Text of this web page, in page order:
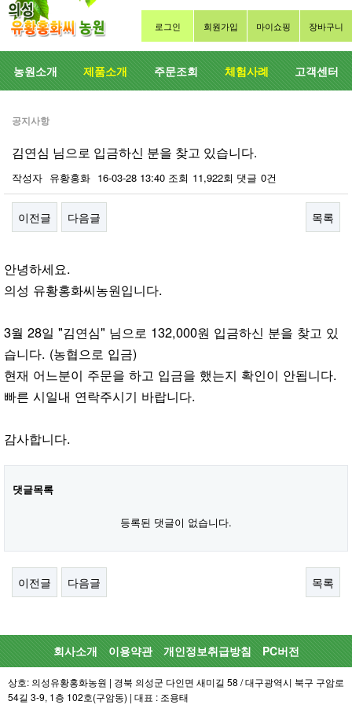
로그인 회원가입 마이쇼핑 장바구니
농원소개 제품소개 주문조회 체험사례 고객센터
공지사항
김연심 님으로 입금하신 분을 찾고 있습니다.
작성자 유황홍화 16-03-28 13:40 조회 11,922회 댓글 0건
이전글 다음글 목록
안녕하세요.
의성 유황홍화씨농원입니다.
3월 28일 "김연심" 님으로 132,000원 입금하신 분을 찾고 있
습니다. (농협으로 입금)
현재 어느분이 주문을 하고 입금을 했는지 확인이 안됩니다.
빠른 시일내 연락주시기 바랍니다.
감사합니다.
댓글목록
등록된 댓글이 없습니다.
이전글 다음글 목록
회사소개 이용약관 개인정보취급방침 PC버전
상호: 의성유황홍화농원 | 경북 의성군 다인면 새미길 58 / 대구광역시 북구 구암로
54길 3-9, 1층 102호(구암동) | 대표 : 조용태